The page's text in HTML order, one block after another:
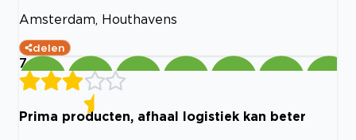
Amsterdam, Houthavens
delen
7
Prima producten, afhaal logistiek kan beter